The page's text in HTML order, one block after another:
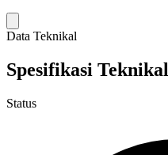
Data Teknikal
Spesifikasi Teknikal
Status